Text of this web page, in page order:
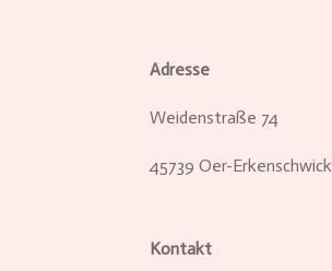
Adresse
Weidenstraße 74
45739 Oer-Erkenschwick
Kontakt